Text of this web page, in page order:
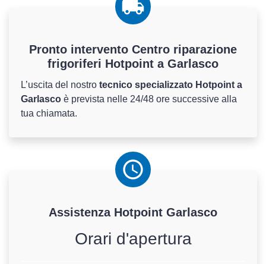
Pronto intervento Centro riparazione
frigoriferi Hotpoint a Garlasco
L’uscita del nostro tecnico specializzato Hotpoint a
Garlasco è prevista nelle 24/48 ore successive alla
tua chiamata.
Assistenza Hotpoint Garlasco
Orari d'apertura